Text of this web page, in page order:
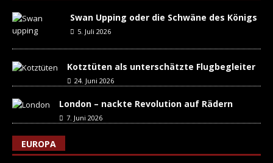
Swan Upping oder die Schwäne des Königs
5. Juli 2026
Kotztüten als unterschätzte Flugbegleiter
24. Juni 2026
London – nackte Revolution auf Rädern
7. Juni 2026
EUROPA